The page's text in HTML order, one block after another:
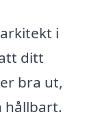
i
ditt
bra ut,
hållbart.